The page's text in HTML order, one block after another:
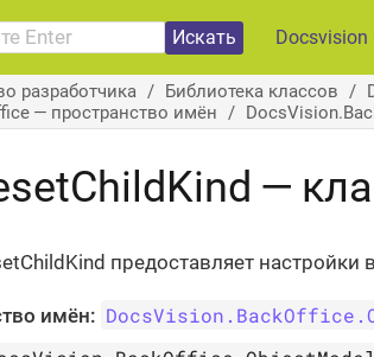
Искать Docsvision
разработчика Библиотека классов
— пространство имён
—
предоставляет настройки
имён: